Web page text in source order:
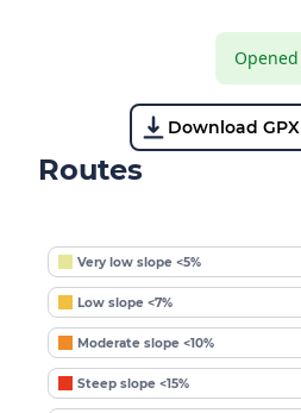
Opened
Download GPX
Routes
Very low slope <5%
Low slope <7%
Moderate slope <10%
Steep slope <15%